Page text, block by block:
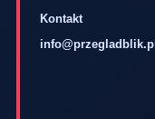
Kontakt
info@przegladblik.pl